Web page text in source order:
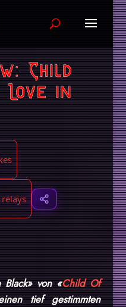
Child
in
Black» von «Child Of
tief gestimmten